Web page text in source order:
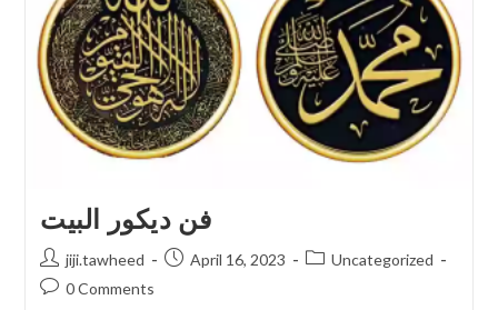
فن ديكور البيت
jiji.tawheed April 16, 2023
Uncategorized
0 Comments